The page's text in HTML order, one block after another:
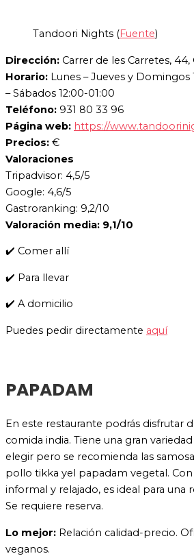
Tandoori Nights (Fuente)
Dirección: Carrer de les Carretes, 44,
Horario: Lunes – Jueves y Domingos
– Sábados 12:00-01:00
Teléfono: 931 80 33 96
Página web: https://
Precios: €
Valoraciones
Tripadvisor: 4,5/5
Google: 4,6/5
Gastroranking: 9,2/10
Valoración media: 9,1/10
✔️ Comer allí
✔️ Para llevar
✔️ A domicilio
Puedes pedir directamente aquí
PAPADAM
En este restaurante podrás disfrutar
comida india. Tiene una gran
elegir pero se recomienda las
pollo tikka yel papadam vegetal.
informal y relajado, es ideal para una
Se requiere reserva.
Lo mejor: Relación calidad-precio.
veganos.